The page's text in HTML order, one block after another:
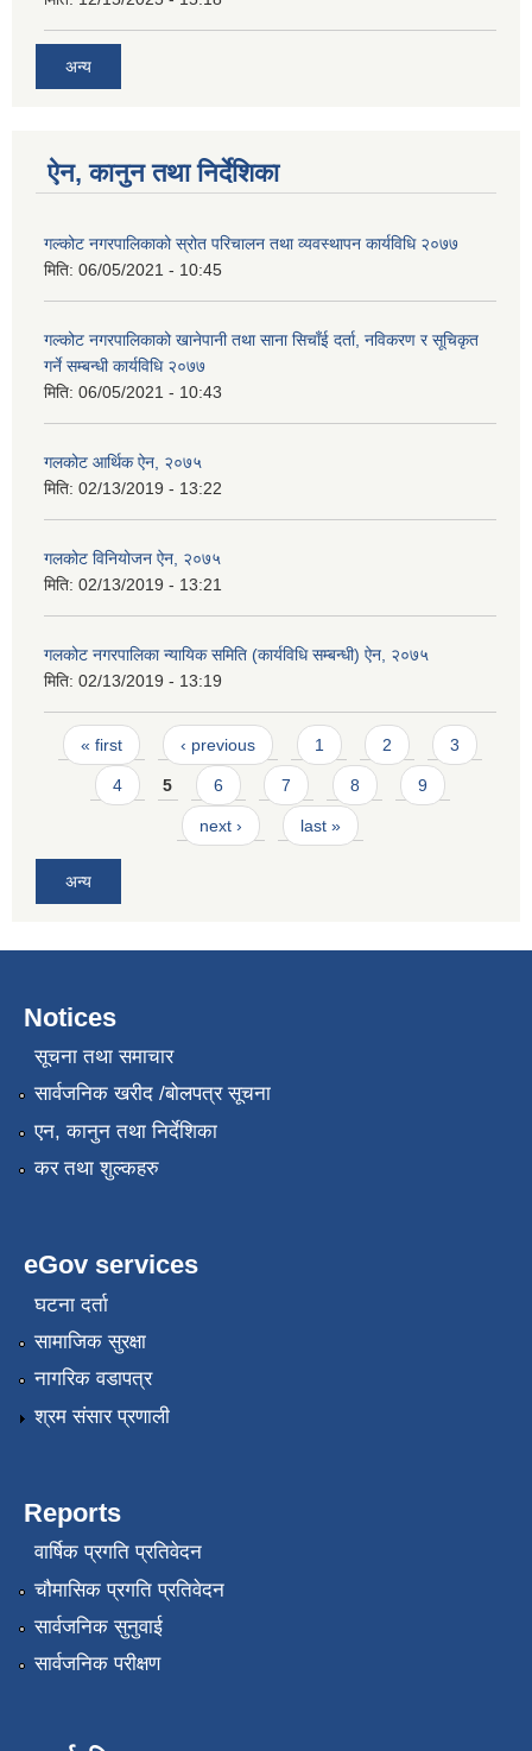
अन्य
ऐन, कानुन तथा निर्देशिका
गल्कोट नगरपालिकाको स्रोत परिचालन तथा व्यवस्थापन कार्यविधि २०७७
मिति: 06/05/2021 - 10:45
गल्कोट नगरपालिकाको खानेपानी तथा साना सिचाँई दर्ता, नविकरण र सूचिकृत
गर्ने सम्बन्धी कार्यविधि २०७७
मिति: 06/05/2021 - 10:43
गलकोट आर्थिक ऐन, २०७५
मिति: 02/13/2019 - 13:22
गलकोट विनियोजन ऐन, २०७५
मिति: 02/13/2019 - 13:21
गलकोट नगरपालिका न्यायिक समिति (कार्यविधि सम्बन्धी) ऐन, २०७५
मिति: 02/13/2019 - 13:19
Pages
« first ‹ previous 1 2 3
4 5 6 7 8 9
next › last »
अन्य
Notices
सूचना तथा समाचार
सार्वजनिक खरीद /बोलपत्र सूचना
एन, कानुन तथा निर्देशिका
कर तथा शुल्कहरु
eGov services
घटना दर्ता
सामाजिक सुरक्षा
नागरिक वडापत्र
श्रम संसार प्रणाली
Reports
वार्षिक प्रगति प्रतिवेदन
चौमासिक प्रगति प्रतिवेदन
सार्वजनिक सुनुवाई
सार्वजनिक परीक्षण